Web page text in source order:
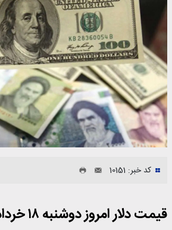
کد خبر: 10151
قیمت دلار امروز دوشنبه ۱۸ خرداد ۱۴۰۵